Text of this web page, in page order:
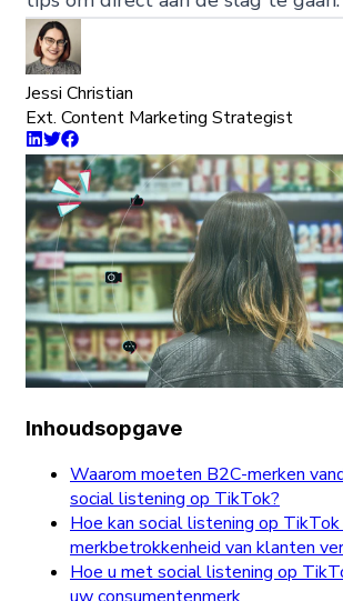
Jessi Christian
Ext. Content Marketing Strategist
Inhoudsopgave
Waarom moeten B2C-merken
social listening op TikTok?
Hoe kan social listening op TikTok
merkbetrokkenheid van klanten
Hoe u met social listening op